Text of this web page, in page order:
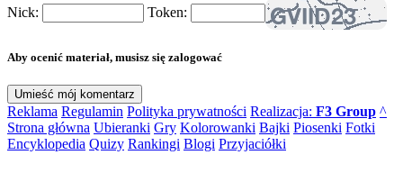
Nick: Token:
Aby ocenić materiał, musisz się zalogować
Reklama Regulamin Polityka prywatności Realizacja: F3 Group ^
Strona główna Ubieranki Gry Kolorowanki Bajki Piosenki Fotki
Encyklopedia Quizy Rankingi Blogi Przyjaciółki